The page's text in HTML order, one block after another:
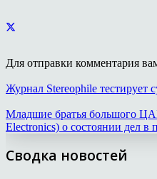
Для отправки комментария
Журнал Stereophile
Младшие братья большого
Electronics) о состоянии дел в
Сводка новостей